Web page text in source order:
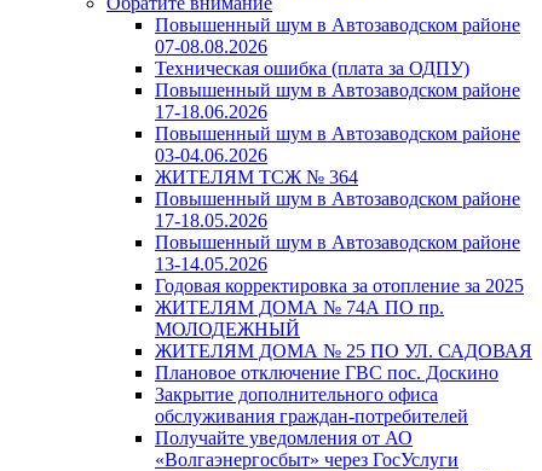
Повышенный шум в Автозаводском районе
07-08.08.2026
Техническая ошибка (плата за ОДПУ)
Повышенный шум в Автозаводском районе
17-18.06.2026
Повышенный шум в Автозаводском районе
03-04.06.2026
ЖИТЕЛЯМ ТСЖ № 364
Повышенный шум в Автозаводском районе
17-18.05.2026
Повышенный шум в Автозаводском районе
13-14.05.2026
Годовая корректировка за отопление за 2025
ЖИТЕЛЯМ ДОМА № 74А ПО пр.
МОЛОДЕЖНЫЙ
ЖИТЕЛЯМ ДОМА № 25 ПО УЛ. САДОВАЯ
Плановое отключение ГВС пос. Доскино
Закрытие дополнительного офиса
обслуживания граждан-потребителей
Получайте уведомления от АО
«Волгаэнергосбыт» через ГосУслуги